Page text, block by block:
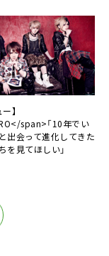
】
span>「10年でい
出会って進化してきた
を見てほしい」